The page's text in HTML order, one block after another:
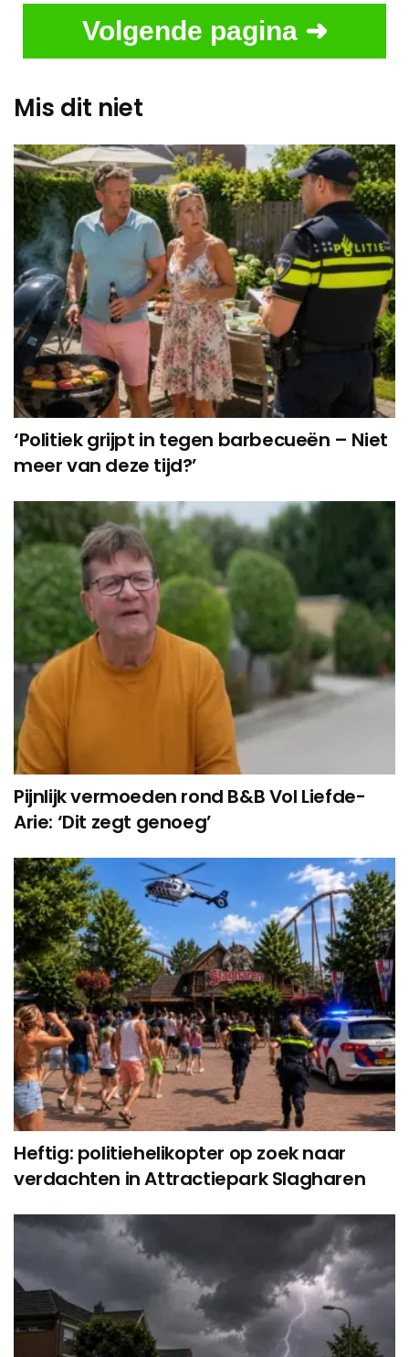
Volgende pagina ➜
Mis dit niet
‘Politiek grijpt in tegen barbecueën – Niet
meer van deze tijd?’
Pijnlijk vermoeden rond B&B Vol Liefde-
Arie: ‘Dit zegt genoeg’
Heftig: politiehelikopter op zoek naar
verdachten in Attractiepark Slagharen